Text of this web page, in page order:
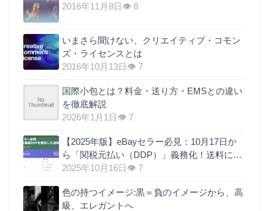
2016年11月8日 👁 8
いまさら聞けない、クリエイティブ・コモン
ズ・ライセンスとは
2016年10月13日 👁 7
国際小包とは？料金・送り方・EMSとの違い
を徹底解説
2026年1月1日 👁 7
【2025年版】eBayセラー必見：10月17日か
ら「関税元払い（DDP）」義務化！送料に関
税を上乗せするのが最も現実的な理由
2025年10月16日 👁 7
色の持つイメージ:黒＝負のイメージから、高
級、エレガントへ